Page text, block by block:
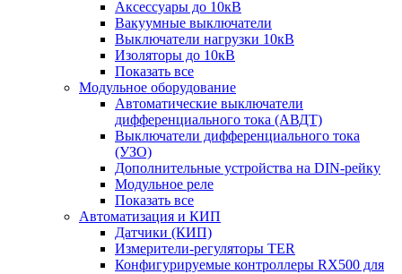
Аксессуары до 10кВ
Вакуумные выключатели
Выключатели нагрузки 10кВ
Изоляторы до 10кВ
Показать все
Модульное оборудование
Автоматические выключатели
дифференциального тока (АВДТ)
Выключатели дифференциального тока
(УЗО)
Дополнительные устройства на DIN-рейку
Модульное реле
Показать все
Автоматизация и КИП
Датчики (КИП)
Измерители-регуляторы TER
Конфигурируемые контроллеры RX500 для